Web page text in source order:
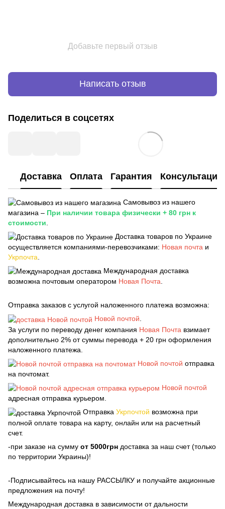
Добавьте первый отзыв
Написать отзыв
Поделиться в соцсетях
Доставка Оплата Гарантия Консультация
Самовывоз из нашего
магазина – При наличии товара физически + 80 грн к
стоимости
Доставка товаров по Украине
осуществляется компаниями-перевозчиками: Новая почта и
Укрпочта
Международная доставка
возможна почтовым оператором Новая Почта.
Отправка заказов с услугой наложенного платежа возможна:
Новой почтой.
За услуги по переводу денег компания Новая Почта взимает
дополнительно 2% от суммы перевода + 20 грн оформления
наложенного платежа.
Новой почтой отправка
на почтомат.
Новой почтой
адресная отправка курьером.
Отправка Укрпочтой возможна при
полной оплате товара на карту, онлайн или на расчетный
счет.
-при заказе на сумму от 5000грн доставка за наш счет (только
по территории Украины)!
-Подписывайтесь на нашу РАССЫЛКУ и получайте акционные
предложения на почту!
Международная доставка в зависимости от дальности